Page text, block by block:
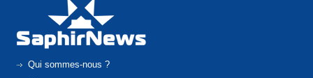
Qui sommes-nous ?